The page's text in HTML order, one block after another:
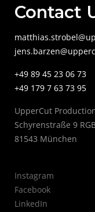
Contact
+49 89 45 23 06 73
+49 179 7 63 73 95
UpperCut
Schyrenstraße 9
81543 München
Instagram
Facebook
LinkedIn